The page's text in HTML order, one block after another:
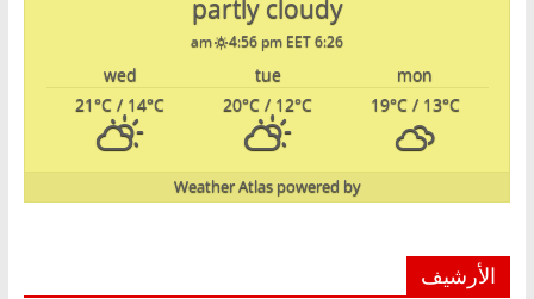
partly cloudy
6:26 am
4:56 pm EET
mon
tue
wed
19°C/ 13°C
20°C / 12°C
21°C / 14°C
powered by
Weather Atlas
الأرشيف